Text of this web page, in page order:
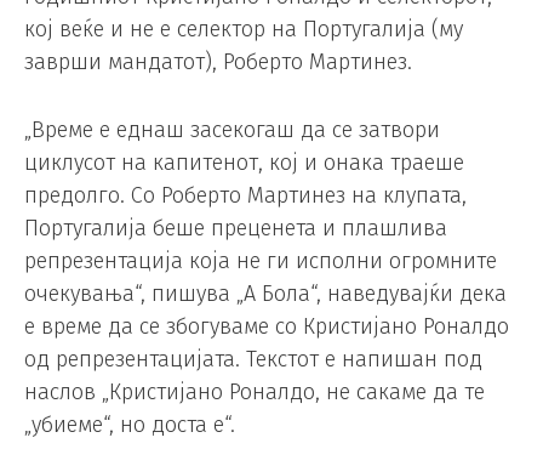
кој веќе и не е селектор на Португалија (му
заврши мандатот), Роберто Мартинез.
„Време е еднаш засекогаш да се затвори
циклусот на капитенот, кој и онака траеше
предолго. Со Роберто Мартинез на клупата,
Португалија беше преценета и плашлива
репрезентација која не ги исполни огромните
очекувања“, пишува „А Бола“, наведувајќи дека
е време да се збогуваме со Кристијано Роналдо
од репрезентацијата. Текстот е напишан под
наслов „Кристијано Роналдо, не сакаме да те
„убиеме“, но доста е“.